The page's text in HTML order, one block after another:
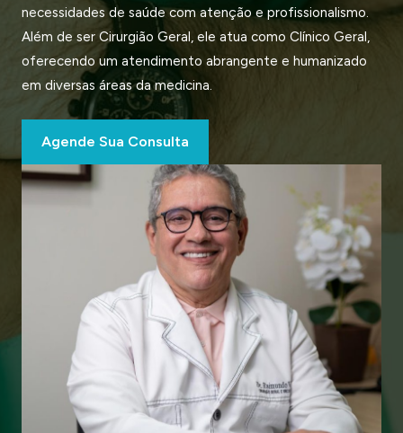
necessidades de saúde com atenção e profissionalismo.
Além de ser Cirurgião Geral, ele atua como Clínico Geral,
oferecendo um atendimento abrangente e humanizado
em diversas áreas da medicina.
Agende Sua Consulta